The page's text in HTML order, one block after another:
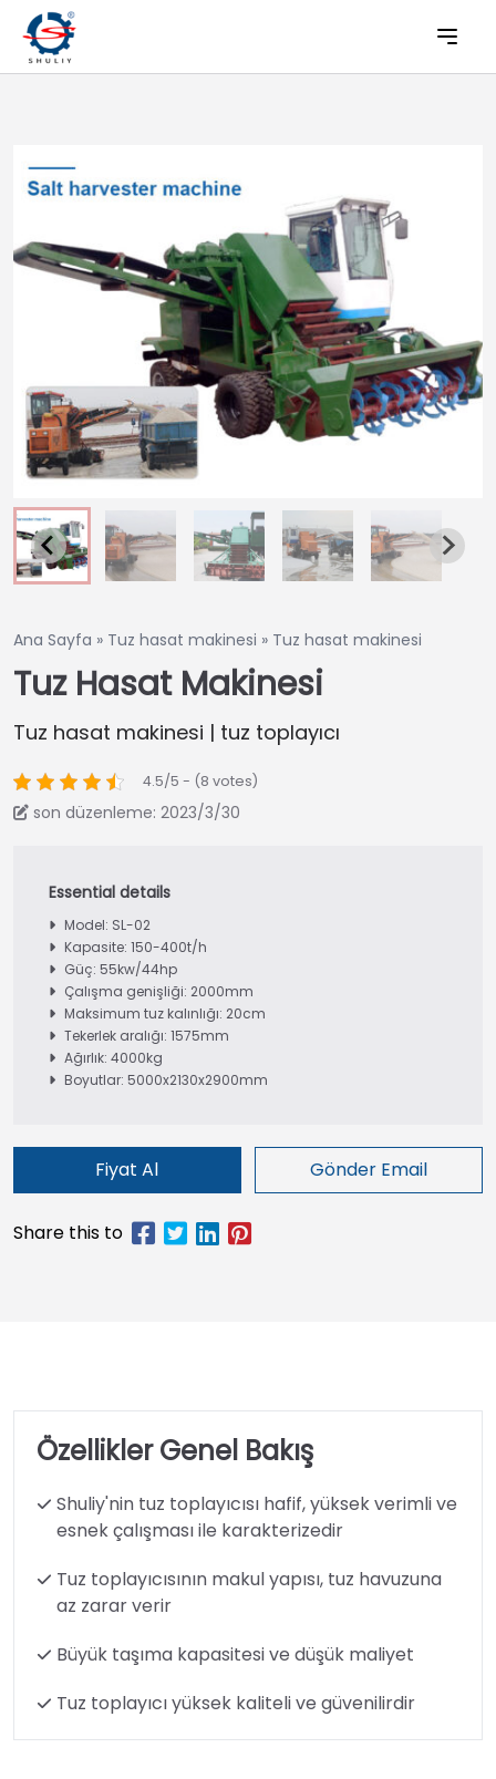
Ana Sayfa » Tuz hasat makinesi » Tuz hasat makinesi
Tuz Hasat Makinesi
Tuz hasat makinesi | tuz toplayıcı
4.5/5 - (8 votes)
son düzenleme: 2023/3/30
Model: SL-02
Kapasite: 150-400t/h
Güç: 55kw/44hp
Çalışma genişliği: 2000mm
Maksimum tuz kalınlığı: 20cm
Tekerlek aralığı: 1575mm
Ağırlık: 4000kg
Boyutlar: 5000x2130x2900mm
Fiyat Al Gönder Email
Özellikler Genel Bakış
Shuliy'nin tuz toplayıcısı hafif, yüksek verimli ve
esnek çalışması ile karakterizedir
Tuz toplayıcısının makul yapısı, tuz havuzuna
az zarar verir
Büyük taşıma kapasitesi ve düşük maliyet
Tuz toplayıcı yüksek kaliteli ve güvenilirdir